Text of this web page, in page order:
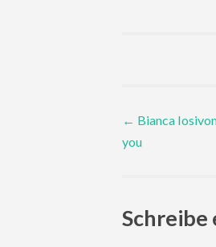
Post
← Bianca
you
Schreibe